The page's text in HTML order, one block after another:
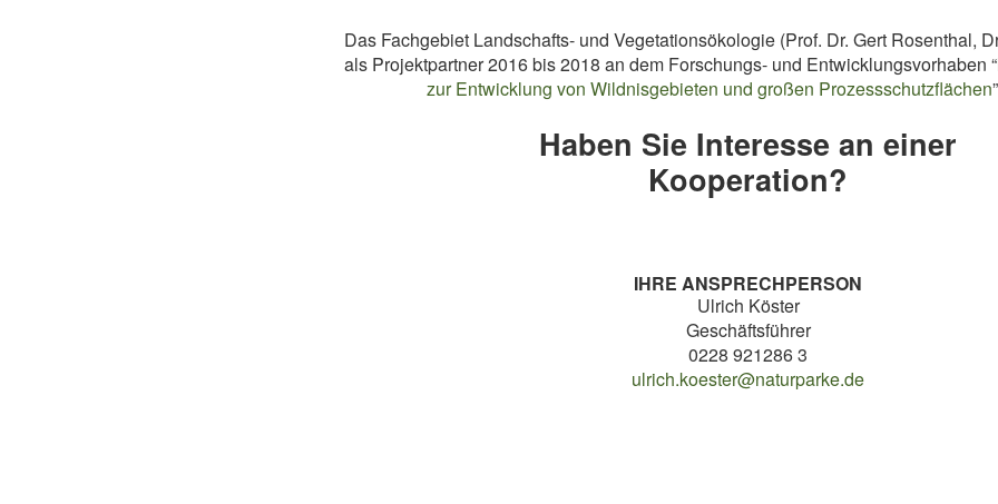
Das Fachgebiet Landschafts- und Vegetationsökologie (Prof. Dr. Gert Rosenthal,
als Projektpartner 2016 bis 2018 an dem Forschungs- und Entwicklungsvorhaben “
zur Entwicklung von Wildnisgebieten und großen Prozessschutzflächen
Haben Sie Interesse an einer
Kooperation?
IHRE ANSPRECHPERSON
Ulrich Köster
Geschäftsführer
0228 921286 3
ulrich.koester@naturparke.de